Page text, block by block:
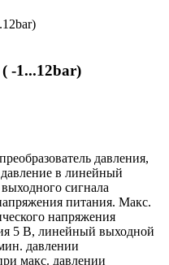
-1...12bar)
давления,
в линейный
сигнала
питания. Макс.
напряжения
5 В, линейный выходной
давлении
макс. давлении